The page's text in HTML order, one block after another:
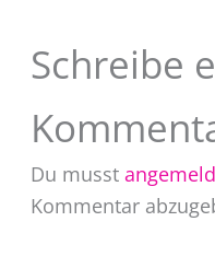
Schreibe
Du musst
Kommentar